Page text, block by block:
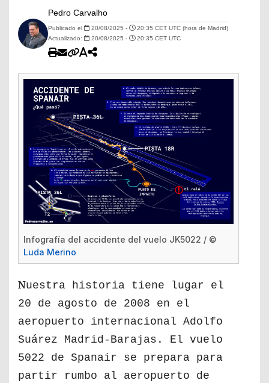
Pedro Carvalho
Publicado el 20/08/2025 -
20:35 CET UTC (hora de Madrid)
Actualizado:
20/08/2025 - 20:35 CET UTC
Infografía del accidente del vuelo JK5022 / ©
Luda Merino
Nuestra historia tiene lugar el
20 de agosto de 2008 en el
aeropuerto internacional Adolfo
Suárez Madrid-Barajas. El vuelo
5022 de Spanair se prepara para
partir rumbo al aeropuerto de